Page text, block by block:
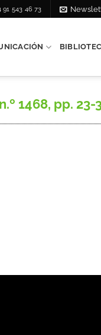
91 543 46 73
1468, pp. 23-